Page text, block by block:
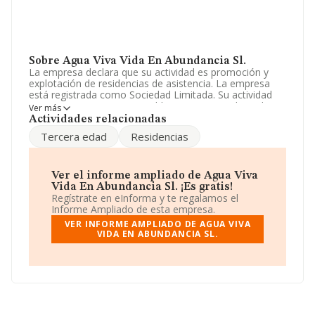
Sobre Agua Viva Vida En Abundancia Sl.
La empresa declara que su actividad es promoción y
explotación de residencias de asistencia. La empresa
está registrada como Sociedad Limitada. Su actividad
CNAE es 'Asistencia en establecimientos residenciales
para personas mayores' con código 8731. La empresa
El número de empleados ha crecido un 33% y teniendo
contado con un número de empleados inferior a la
media de sector.
La empresaAgua Viva Vida En Abundancia S.L
B83939181, tiene su domicilio social establecido en
Calle De Benavente núm. 1 3, (28292), en el municipio
de España, Madrid.
En relación con el sector y disponiendo de los datos de
Ver más
Actividades relacionadas
Tercera edad Residencias
Ver el informe ampliado de Agua Viva
Vida En Abundancia Sl. ¡Es gratis!
Regístrate en eInforma y te regalamos el
Informe Ampliado de esta empresa.
VER INFORME AMPLIADO DE AGUA VIVA
VIDA EN ABUNDANCIA SL.